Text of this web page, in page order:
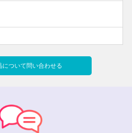
について問い合わせる